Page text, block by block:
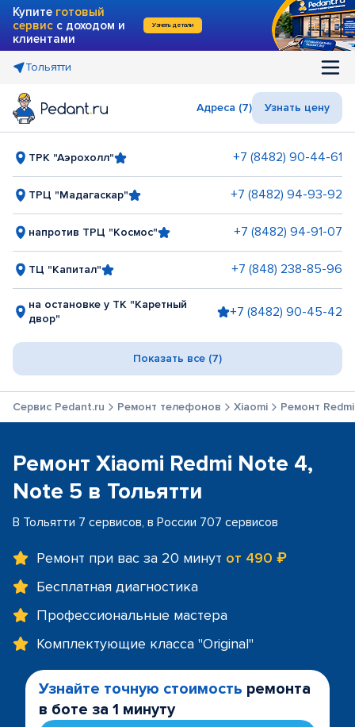
Купите готовый
сервис с доходом и
клиентами
Узнать детали
Тольятти
Адреса (7) Узнать цену
ТРК "Аэрохолл" +7 (8482) 90-44-61
ТРЦ "Мадагаскар" +7 (8482) 94-93-92
напротив ТРЦ "Космос" +7 (8482) 94-91-07
ТЦ "Капитал" +7 (848) 238-85-96
на остановке у ТК "Каретный
двор"
+7 (8482) 90-45-42
Показать все (7)
Сервис Pedant.ru Ремонт телефонов Xiaomi Ремонт
Ремонт Xiaomi Redmi Note 4,
Note 5 в Тольятти
В Тольятти 7 сервисов, в России 707 сервисов
Ремонт при вас за 20 минут от 490 ₽
Бесплатная диагностика
Профессиональные мастера
Комплектующие класса "Original"
Узнайте точную стоимость ремонта
в боте за 1 минуту